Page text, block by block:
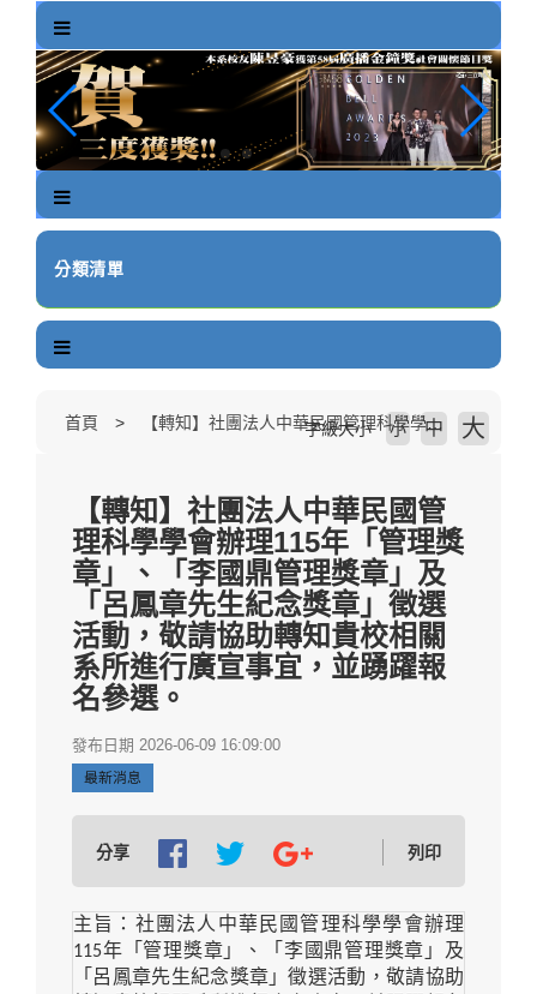
分類清單
首頁 【轉知】社團法人中華民國管理科學學會辦理115年「管理獎章」、「李國鼎管理獎章」及「呂鳳章先生紀念獎章」徵選活動，敬請協助轉知貴校相關系所進行廣宣事宜，並踴躍報名參選。
字級大小 小 中 大
【轉知】社團法人中華民國管
理科學學會辦理115年「管理獎
章」、「李國鼎管理獎章」及
「呂鳳章先生紀念獎章」徵選
活動，敬請協助轉知貴校相關
系所進行廣宣事宜，並踴躍報
名參選。
發布日期 2026-06-09 16:09:00
最新消息
分享 列印
主旨：社團法人中華民國管理科學學會辦理
115年「管理獎章」、「李國鼎管理獎章」及
「呂鳳章先生紀念獎章」徵選活動，敬請協助